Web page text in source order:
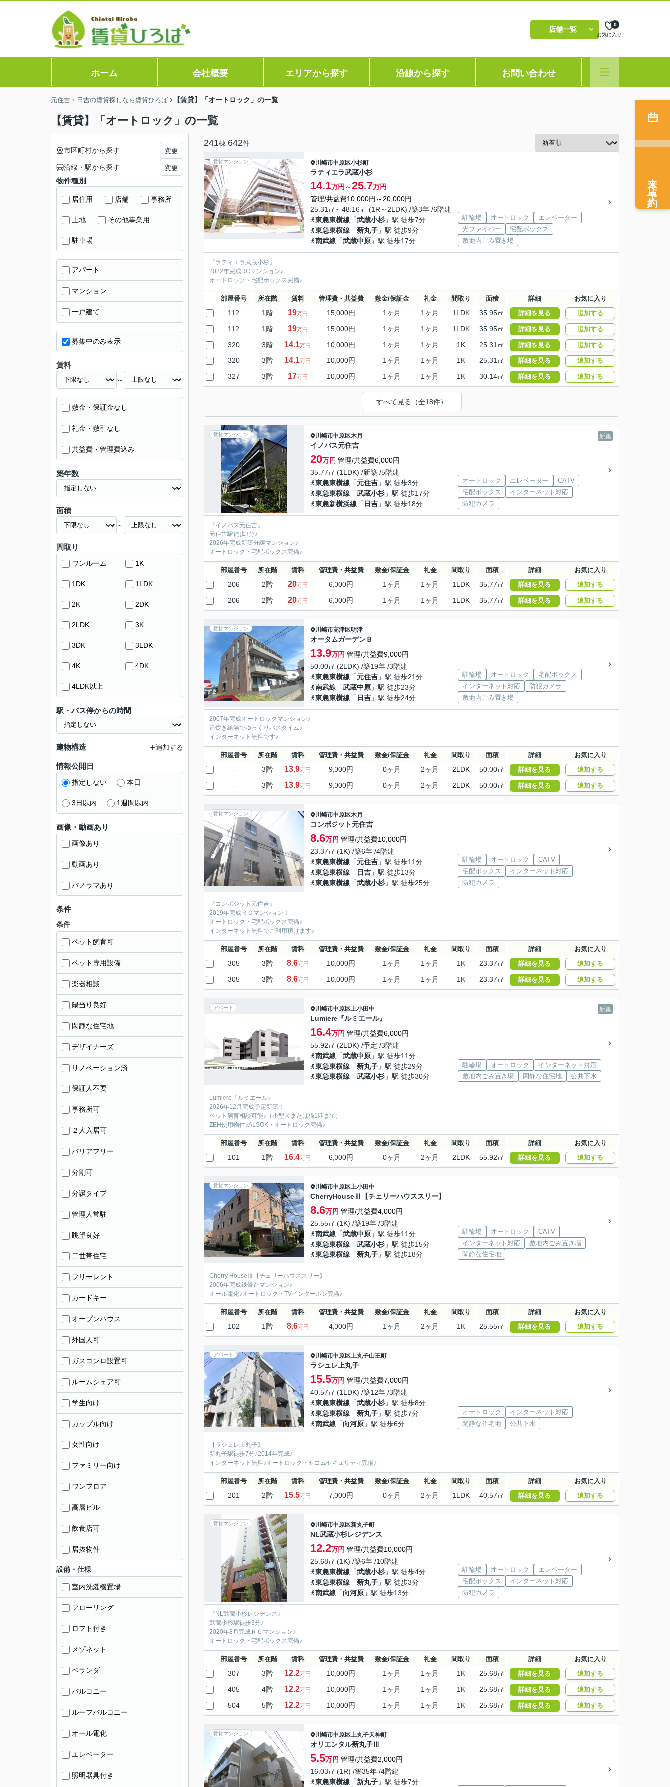
店舗一覧
お気に入り
0
ホーム 会社概要 エリアから探す 沿線から探す お問い合わせ
元住吉・日吉の賃貸探しなら賃貸ひろば 【賃貸】「オートロック」の一覧
【賃貸】「オートロック」の一覧
241棟 642件
賃貸マンション 川崎市中原区小杉町
ラティエラ武蔵小杉
14.1万円～25.7万円
管理/共益費10,000円～20,000円
25.31㎡～48.16㎡ (1R～2LDK) /築3年 /6階建
東急東横線 「武蔵小杉 」駅 徒歩7分
東急東横線 「新丸子 」駅 徒歩9分
南武線 「武蔵中原 」駅 徒歩17分
駐輪場 オートロック
エレベーター
光ファイバー
宅配ボックス
敷地内ごみ置き場
『ラティエラ武蔵小杉』
2022年完成RCマンション♪
オートロック・宅配ボックス完備♪
部屋番号 所在階 賃料 管理費・共益費 敷金/保証金 礼金 間取り 面積 詳細 お気に入り
112 1階 19万円 15,000円 1ヶ月 1ヶ月 1LDK 35.95㎡ 詳細を見る 追加する
112 1階 19万円 15,000円 1ヶ月 1ヶ月 1LDK 35.95㎡ 詳細を見る 追加する
320 3階 14.1万円 10,000円 1ヶ月 1ヶ月 1K 25.31㎡ 詳細を見る 追加する
320 3階 14.1万円 10,000円 1ヶ月 1ヶ月 1K 25.31㎡ 詳細を見る 追加する
327 3階 17万円 10,000円 1ヶ月 1ヶ月 1K 30.14㎡ 詳細を見る 追加する
すべて見る（全18件）
賃貸マンション 新築
川崎市中原区木月
イノバス元住吉
20万円 管理/共益費6,000円
35.77㎡ (1LDK) /新築 /5階建
東急東横線 「元住吉 」駅 徒歩3分
東急東横線 「武蔵小杉 」駅 徒歩17分
東急新横浜線 「 日吉 」駅 徒歩18分
オートロック エレベーター
CATV
宅配ボックス
インターネット対応
防犯カメラ
『イノバス元住吉』
元住吉駅徒歩3分♪
2026年完成新築分譲マンション♪
オートロック・宅配ボックス完備♪
部屋番号 所在階 賃料 管理費・共益費 敷金/保証金 礼金 間取り 面積 詳細 お気に入り
206 2階 20万円 6,000円 1ヶ月 1ヶ月 1LDK 35.77㎡ 詳細を見る 追加する
206 2階 20万円 6,000円 1ヶ月 1ヶ月 1LDK 35.77㎡ 詳細を見る 追加する
賃貸マンション 川崎市高津区明津
オータムガーデンＢ
13.9万円 管理/共益費9,000円
50.00㎡ (2LDK) /築19年 /3階建
東急東横線 「元住吉 」駅 徒歩21分
南武線 「武蔵中原 」駅 徒歩23分
東急東横線 「 日吉 」駅 徒歩24分
駐輪場 オートロック
宅配ボックス
インターネット対応
防犯カメラ
敷地内ごみ置き場
2007年完成オートロックマンション♪
追炊き給湯でゆっくりバスタイム♪
インターネット無料です♪
部屋番号 所在階 賃料 管理費・共益費 敷金/保証金 礼金 間取り 面積 詳細 お気に入り
- 3階 13.9万円 9,000円 0ヶ月 2ヶ月 2LDK 50.00㎡ 詳細を見る 追加する
- 3階 13.9万円 9,000円 0ヶ月 2ヶ月 2LDK 50.00㎡ 詳細を見る 追加する
賃貸マンション 川崎市中原区木月
コンポジット元住吉
8.6万円 管理/共益費10,000円
23.37㎡ (1K) /築6年 /4階建
東急東横線 「元住吉 」駅 徒歩11分
東急東横線 「 日吉 」駅 徒歩13分
東急東横線 「武蔵小杉 」駅 徒歩25分
駐輪場 オートロック
CATV
宅配ボックス
インターネット対応
防犯カメラ
『コンポジット元住吉』
2019年完成ＲＣマンション！
オートロック・宅配ボックス完備♪
インターネット無料でご利用頂けます♪
部屋番号 所在階 賃料 管理費・共益費 敷金/保証金 礼金 間取り 面積 詳細 お気に入り
305 3階 8.6万円 10,000円 1ヶ月 1ヶ月 1K 23.37㎡ 詳細を見る 追加する
305 3階 8.6万円 10,000円 1ヶ月 1ヶ月 1K 23.37㎡ 詳細を見る 追加する
アパート 新築
川崎市中原区上小田中
Lumiere『ルミエール』
16.4万円 管理/共益費6,000円
55.92㎡ (2LDK) /予定 /3階建
南武線 「武蔵中原 」駅 徒歩11分
東急東横線 「新丸子 」駅 徒歩29分
東急東横線 「武蔵小杉 」駅 徒歩30分
駐輪場 オートロック
インターネット対応
敷地内ごみ置き場
閑静な住宅地 公共下水
Lumiere『ルミエール』
2026年12月完成予定新築！
ペット飼育相談可能♪（小型犬または猫1匹まで）
ZEH使用物件♪ALSOK・オートロック完備♪
部屋番号 所在階 賃料 管理費・共益費 敷金/保証金 礼金 間取り 面積 詳細 お気に入り
101 1階 16.4万円 6,000円 0ヶ月 2ヶ月 2LDK 55.92㎡ 詳細を見る 追加する
賃貸マンション 川崎市中原区上小田中
CherryHouseⅢ【チェリーハウススリー】
8.6万円 管理/共益費4,000円
25.55㎡ (1K) /築19年 /3階建
南武線 「武蔵中原 」駅 徒歩11分
東急東横線 「武蔵小杉 」駅 徒歩15分
東急東横線 「新丸子 」駅 徒歩18分
駐輪場 オートロック
CATV
インターネット対応
敷地内ごみ置き場
閑静な住宅地
Cherry HouseⅢ【チェリーハウススリー】
2006年完成鉄骨造マンション♪
オール電化♪オートロック・TVインターホン完備♪
部屋番号 所在階 賃料 管理費・共益費 敷金/保証金 礼金 間取り 面積 詳細 お気に入り
102 1階 8.6万円 4,000円 1ヶ月 2ヶ月 1K 25.55㎡ 詳細を見る 追加する
アパート 川崎市中原区上丸子山王町
ラシュレ上丸子
15.5万円 管理/共益費7,000円
40.57㎡ (1LDK) /築12年 /3階建
東急東横線 「武蔵小杉 」駅 徒歩8分
東急東横線 「新丸子 」駅 徒歩7分
南武線 「向河原 」駅 徒歩6分
オートロック
インターネット対応
閑静な住宅地
公共下水
【ラシュレ上丸子】
新丸子駅徒歩7分♪2014年完成♪
インターネット無料♪オートロック・セコムセキュリティ完備♪
部屋番号 所在階 賃料 管理費・共益費 敷金/保証金 礼金 間取り 面積 詳細 お気に入り
201 2階 15.5万円 7,000円 0ヶ月 2ヶ月 1LDK 40.57㎡ 詳細を見る 追加する
賃貸マンション 川崎市中原区新丸子町
NL武蔵小杉レジデンス
12.2万円 管理/共益費10,000円
25.68㎡ (1K) /築6年 /10階建
東急東横線 「武蔵小杉 」駅 徒歩4分
東急東横線 「新丸子 」駅 徒歩3分
南武線 「向河原 」駅 徒歩13分
駐輪場 オートロック
エレベーター
宅配ボックス
インターネット対応
防犯カメラ
『NL武蔵小杉レジデンス』
武蔵小杉駅徒歩3分♪
2020年8月完成ＲＣマンション♪
オートロック・宅配ボックス完備♪
部屋番号 所在階 賃料 管理費・共益費 敷金/保証金 礼金 間取り 面積 詳細 お気に入り
307 3階 12.2万円 10,000円 1ヶ月 1ヶ月 1K 25.68㎡ 詳細を見る 追加する
405 4階 12.2万円 10,000円 1ヶ月 1ヶ月 1K 25.68㎡ 詳細を見る 追加する
504 5階 12.2万円 10,000円 1ヶ月 1ヶ月 1K 25.68㎡ 詳細を見る 追加する
賃貸マンション 川崎市中原区上丸子天神町
オリエンタル新丸子Ⅲ
5.5万円 管理/共益費2,000円
16.03㎡ (1R) /築35年 /4階建
東急東横線 「新丸子 」駅 徒歩7分
市区町村から探す 変更
沿線・駅から探す 変更
物件種別
居住用 店舗 事務所
土地 その他事業用
駐車場
アパート
マンション
一戸建て
募集中のみ表示
賃料
～
敷金・保証金なし
礼金・敷引なし
共益費・管理費込み
築年数
面積
～
間取り
ワンルーム 1K
1DK 1LDK
2K 2DK
2LDK 3K
3DK 3LDK
4K 4DK
4LDK以上
駅・バス停からの時間
建物構造 追加する
情報公開日
指定しない 本日
3日以内 1週間以内
画像・動画あり
画像あり
動画あり
パノラマあり
条件
条件
ペット飼育可
ペット専用設備
楽器相談
陽当り良好
閑静な住宅地
デザイナーズ
リノベーション済
保証人不要
事務所可
２人入居可
バリアフリー
分割可
分譲タイプ
管理人常駐
眺望良好
二世帯住宅
フリーレント
カードキー
オープンハウス
外国人可
ガスコンロ設置可
ルームシェア可
学生向け
カップル向け
女性向け
ファミリー向け
ワンフロア
高層ビル
飲食店可
居抜物件
設備・仕様
室内洗濯機置場
フローリング
ロフト付き
メゾネット
ベランダ
バルコニー
ルーフバルコニー
オール電化
エレベーター
照明器具付き
来店予約